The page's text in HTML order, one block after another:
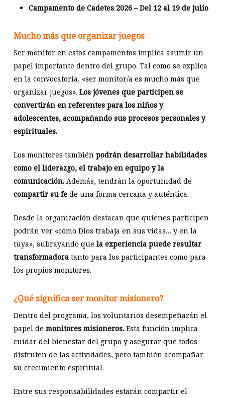
Campamento de Cadetes 2026 – Del 12 al 19 de julio
Mucho más que organizar juegos
Ser monitor en estos campamentos implica asumir un
papel importante dentro del grupo. Tal como se explica
en la convocatoria, «ser monitor/a es mucho más que
organizar juegos». Los jóvenes que participen se
convertirán en referentes para los niños y
adolescentes, acompañando sus procesos personales y
espirituales.
Los monitores también podrán desarrollar habilidades
como el liderazgo, el trabajo en equipo y la
comunicación.Además, tendrán la oportunidad de
compartir su fede una forma cercana y auténtica.
Desde la organización destacan que quienes participen
podrán ver «cómo Dios trabaja en sus vidas… y en la
tuya», subrayando que la experiencia puede resultar
transformadoratanto para los participantes como para
los propios monitores.
¿Qué significa ser monitor misionero?
Dentro del programa, los voluntarios desempeñarán el
papel de monitores misioneros.Esta función implica
cuidar del bienestar del grupo y asegurar que todos
disfruten de las actividades, pero también acompañar
su crecimiento espiritual.
Entre sus responsabilidades estarán compartir el